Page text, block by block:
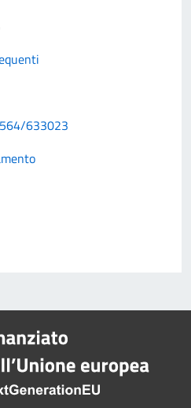
633023